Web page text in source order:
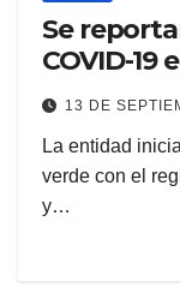
Se
COVID-19
13 DE
La entidad
verde con el
y…